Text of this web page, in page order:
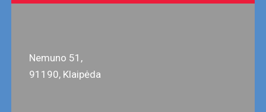
Nemuno 51,
91190, Klaipėda